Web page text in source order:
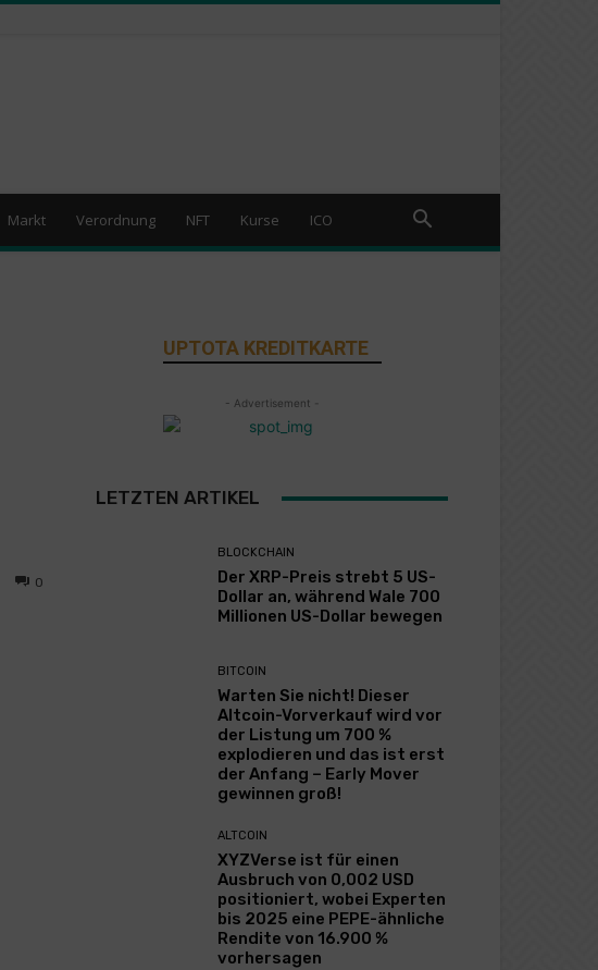
Markt Verordnung NFT Kurse ICO
0
UPTOTA KREDITKARTE
- Advertisement -
LETZTEN ARTIKEL
BLOCKCHAIN
Der XRP-Preis strebt 5 US-
Dollar an, während Wale 700
Millionen US-Dollar bewegen
BITCOIN
Warten Sie nicht! Dieser
Altcoin-Vorverkauf wird vor
der Listung um 700 %
explodieren und das ist erst
der Anfang – Early Mover
gewinnen groß!
ALTCOIN
XYZVerse ist für einen
Ausbruch von 0,002 USD
positioniert, wobei Experten
bis 2025 eine PEPE-ähnliche
Rendite von 16.900 %
vorhersagen